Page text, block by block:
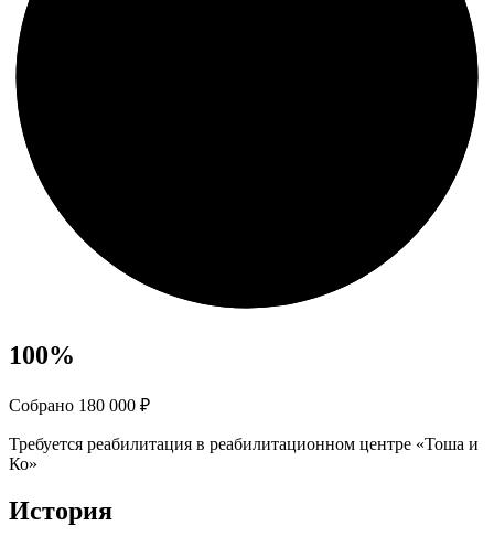
100%
Собрано 180 000 ₽
Требуется реабилитация в реабилитационном центре «Тоша и
Ко»
История